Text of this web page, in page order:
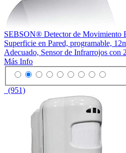
SEBSON® Detector de Movimiento
Superficie en Pared, programable,
Adecuado, Sensor de Infrarrojos con
Más Info
(951)